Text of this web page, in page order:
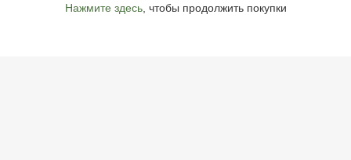
Нажмите здесь, чтобы продолжить покупки